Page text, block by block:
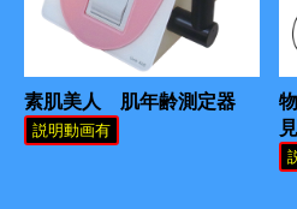
素肌美人 肌年齢測定器
説明動画有
見